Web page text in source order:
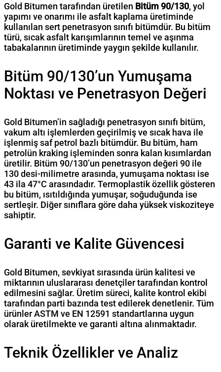
Gold Bitumen tarafından üretilen Bitüm 90/130, yol
yapımı ve onarımı ile asfalt kaplama üretiminde
kullanılan sert penetrasyon sınıfı bitümdür. Bu bitüm
türü, sıcak asfalt karışımlarının temel ve aşınma
tabakalarının üretiminde yaygın şekilde kullanılır.
Bitüm 90/130’un Yumuşama
Noktası ve Penetrasyon Değeri
Gold Bitumen’in sağladığı penetrasyon sınıfı bitüm,
vakum altı işlemlerden geçirilmiş ve sıcak hava ile
işlenmiş saf petrol bazlı bitümdür. Bu bitüm, ham
petrolün kraking işleminden sonra kalan kısımlardan
üretilir. Bitüm 90/130’un penetrasyon değeri 90 ile
130 desi-milimetre arasında, yumuşama noktası ise
43 ila 47°C arasındadır. Termoplastik özellik gösteren
bu bitüm, ısıtıldığında yumuşar, soğuduğunda ise
sertleşir. Diğer sınıflara göre daha yüksek viskoziteye
sahiptir.
Garanti ve Kalite Güvencesi
Gold Bitumen, sevkiyat sırasında ürün kalitesi ve
miktarının uluslararası denetçiler tarafından kontrol
edilmesini sağlar. Üretim süreci, kalite kontrol ekibi
tarafından parti bazında test edilerek denetlenir. Tüm
ürünler ASTM ve EN 12591 standartlarına uygun
olarak üretilmekte ve garanti altına alınmaktadır.
Teknik Özellikler ve Analiz